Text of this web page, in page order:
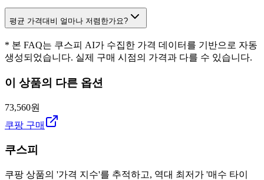
평균 가격대비 얼마나 저렴한가요?
* 본 FAQ는 쿠스피 AI가 수집한 가격 데이터를 기반으로 자동
생성되었습니다. 실제 구매 시점의 가격과 다를 수 있습니다.
이 상품의 다른 옵션
73,560원
쿠팡 구매
쿠스피
쿠팡 상품의 '가격 지수'를 추적하고, 역대 최저가 '매수 타이